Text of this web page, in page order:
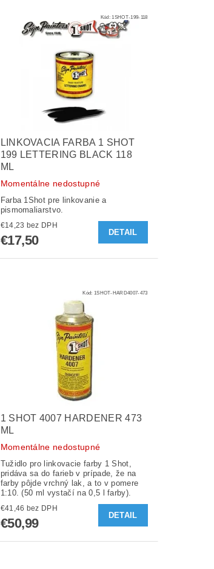
Kód:1SHOT-199-118
LINKOVACIA FARBA 1 SHOT
199 LETTERING BLACK 118
ML
Momentálne nedostupné
Farba 1Shot pre linkovanie a
pismomaliarstvo.
€14,23 bez DPH
€17,50
DETAIL
Kód: 1SHOT-HARD4007-473
1 SHOT 4007 HARDENER 473
ML
Momentálne nedostupné
Tužidlo pro linkovacie farby 1 Shot,
pridáva sa do farieb v prípade, že na
farby pôjde vrchný lak, a to v pomere
1:10. (50 ml vystačí na 0,5 l farby).
€41,46 bez DPH
€50,99
DETAIL